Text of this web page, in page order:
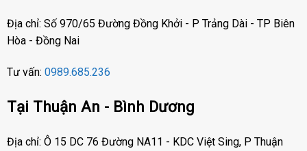
Địa chỉ: Số 970/65 Đường Đồng Khởi - P Trảng Dài - TP Biên
Hòa - Đồng Nai
Tư vấn: 0989.685.236
Tại Thuận An - Bình Dương
Địa chỉ: Ô 15 DC 76 Đường NA11 - KDC Việt Sing, P Thuận